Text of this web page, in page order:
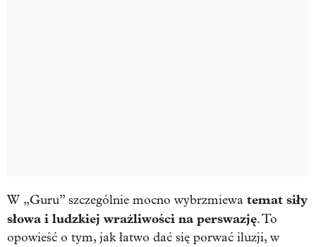
W „Guru” szczególnie mocno wybrzmiewa temat siły
słowa i ludzkiej wrażliwości na perswazję. To
opowieść o tym, jak łatwo dać się porwać iluzji, w